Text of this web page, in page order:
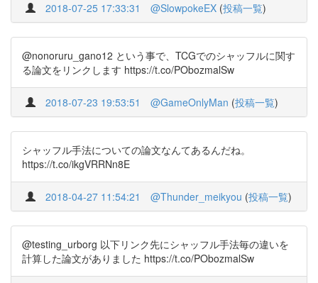
2018-07-25 17:33:31 @SlowpokeEX (投稿一覧)
@nonoruru_gano12 という事で、TCGでのシャッフルに関す
る論文をリンクします https://t.co/PObozmalSw
2018-07-23 19:53:51 @GameOnlyMan (投稿一覧)
シャッフル手法についての論文なんてあるんだね。
https://t.co/ikgVRRNn8E
2018-04-27 11:54:21 @Thunder_meikyou (投稿一覧)
@testing_urborg 以下リンク先にシャッフル手法毎の違いを
計算した論文がありました https://t.co/PObozmalSw